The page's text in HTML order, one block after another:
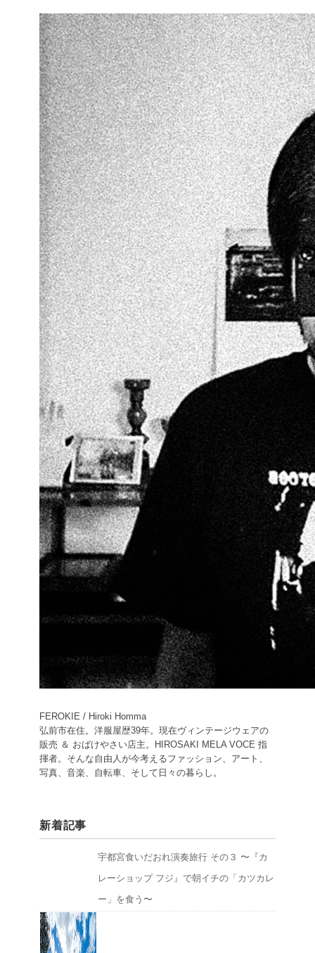
FEROKIE / Hiroki Homma
弘前市在住。洋服屋歴39年。現在ヴィンテージウェアの
販売 ＆ おばけやさい店主。HIROSAKI MELA VOCE 指
揮者。そんな自由人が今考えるファッション、アート、
写真、音楽、自転車、そして日々の暮らし。
新着記事
宇都宮食いだおれ演奏旅行 その３ 〜『カ
レーショップ フジ』で朝イチの「カツカレ
ー」を食う〜